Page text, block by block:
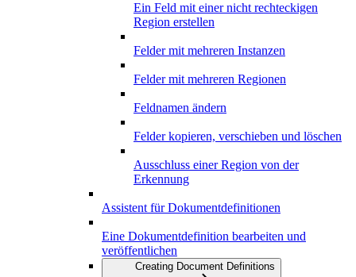
Ein Feld mit einer nicht rechteckigen
Region erstellen
Felder mit mehreren Instanzen
Felder mit mehreren Regionen
Feldnamen ändern
Felder kopieren, verschieben und löschen
Ausschluss einer Region von der
Erkennung
Assistent für Dokumentdefinitionen
Eine Dokumentdefinition bearbeiten und
veröffentlichen
Creating Document Definitions